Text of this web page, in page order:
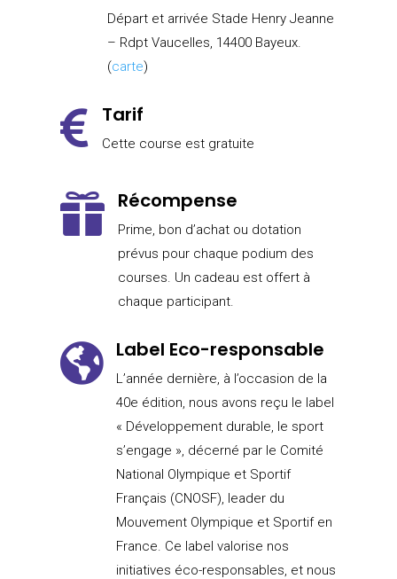
Départ et arrivée Stade Henry Jeanne
– Rdpt Vaucelles, 14400 Bayeux.
(carte)
 Tarif
Cette course est gratuite
 Récompense
Prime, bon d’achat ou dotation
prévus pour chaque podium des
courses. Un cadeau est offert à
chaque participant.
 Label Eco-responsable
L’année dernière, à l’occasion de la
40e édition, nous avons reçu le label
« Développement durable, le sport
s’engage », décerné par le Comité
National Olympique et Sportif
Français (CNOSF), leader du
Mouvement Olympique et Sportif en
France. Ce label valorise nos
initiatives éco-responsables, et nous